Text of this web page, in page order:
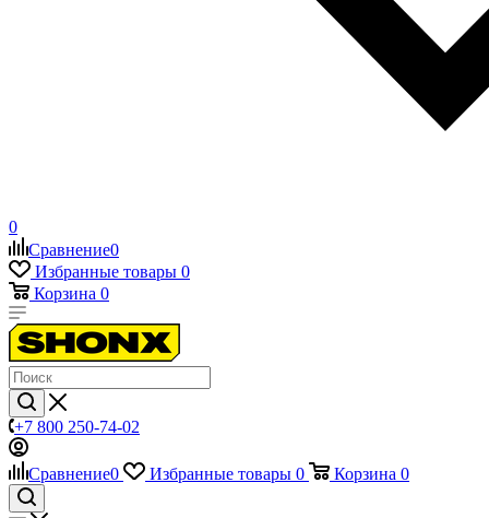
0
Сравнение0
Избранные товары 0
Корзина 0
+7 800 250-74-02
Сравнение0 Избранные товары 0 Корзина 0